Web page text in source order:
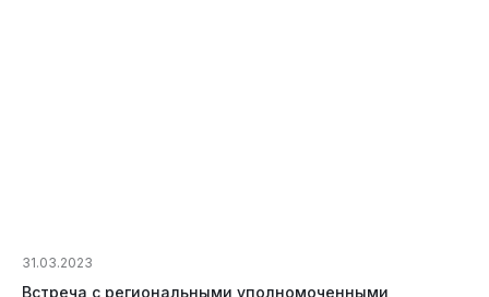
31.03.2023
Встреча с региональными уполномоченными